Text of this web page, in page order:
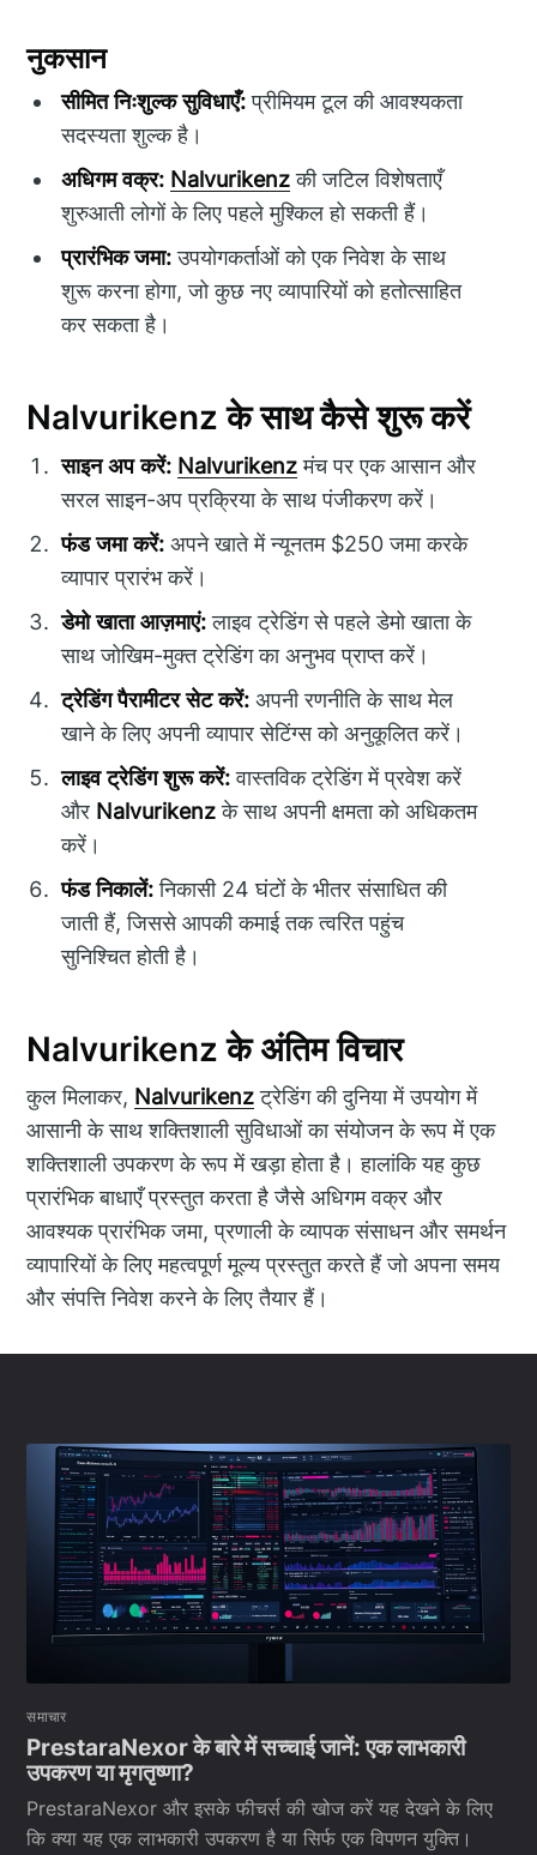
नुकसान
सीमित निःशुल्क सुविधाएँ:प्रीमियम टूल की आवश्यकता
सदस्यता शुल्क है।
अधिगम वक्र: Nalvurikenzकी जटिल विशेषताएँ
शुरुआती लोगों के लिए पहले मुश्किल हो सकती हैं।
प्रारंभिक जमा:उपयोगकर्ताओं को एक निवेश के साथ
शुरू करना होगा, जो कुछ नए व्यापारियों को हतोत्साहित
कर सकता है।
Nalvurikenz के साथ कैसे शुरू करें
साइन अप करें: Nalvurikenzमंच पर एक आसान और
सरल साइन-अप प्रक्रिया के साथ पंजीकरण करें।
फंड जमा करें: अपने खाते में न्यूनतम $250 जमा करके
व्यापार प्रारंभ करें।
डेमो खाता आज़माएं:लाइव ट्रेडिंग से पहले डेमो खाता के
साथ जोखिम-मुक्त ट्रेडिंग का अनुभव प्राप्त करें।
ट्रेडिंग पैरामीटर सेट करें: अपनी रणनीति के साथ मेल
खाने के लिए अपनी व्यापार सेटिंग्स को अनुकूलित करें।
लाइव ट्रेडिंग शुरू करें:वास्तविक ट्रेडिंग में प्रवेश करें
और Nalvurikenzके साथ अपनी क्षमता को अधिकतम
करें।
फंड निकालें:निकासी 24 घंटों के भीतर संसाधित की
जाती हैं, जिससे आपकी कमाई तक त्वरित पहुंच
सुनिश्चित होती है।
Nalvurikenz के अंतिम विचार
कुल मिलाकर, Nalvurikenzट्रेडिंग की दुनिया में उपयोग में
आसानी के साथ शक्तिशाली सुविधाओं का संयोजन के रूप में एक
शक्तिशाली उपकरण के रूप में खड़ा होता है। हालांकि यह कुछ
प्रारंभिक बाधाएँ प्रस्तुत करता है जैसे अधिगम वक्र और
आवश्यक प्रारंभिक जमा, प्रणाली के व्यापक संसाधन और समर्थन
व्यापारियों के लिए महत्वपूर्ण मूल्य प्रस्तुत करते हैं जो अपना समय
और संपत्ति निवेश करने के लिए तैयार हैं।
समाचार
PrestaraNexor के बारे में सच्चाई जानें: एक लाभकारी
उपकरण या मृगतृष्णा?
PrestaraNexor और इसके फीचर्स की खोज करें यह देखने के लिए
कि क्या यह एक लाभकारी उपकरण है या सिर्फ एक विपणन युक्ति।